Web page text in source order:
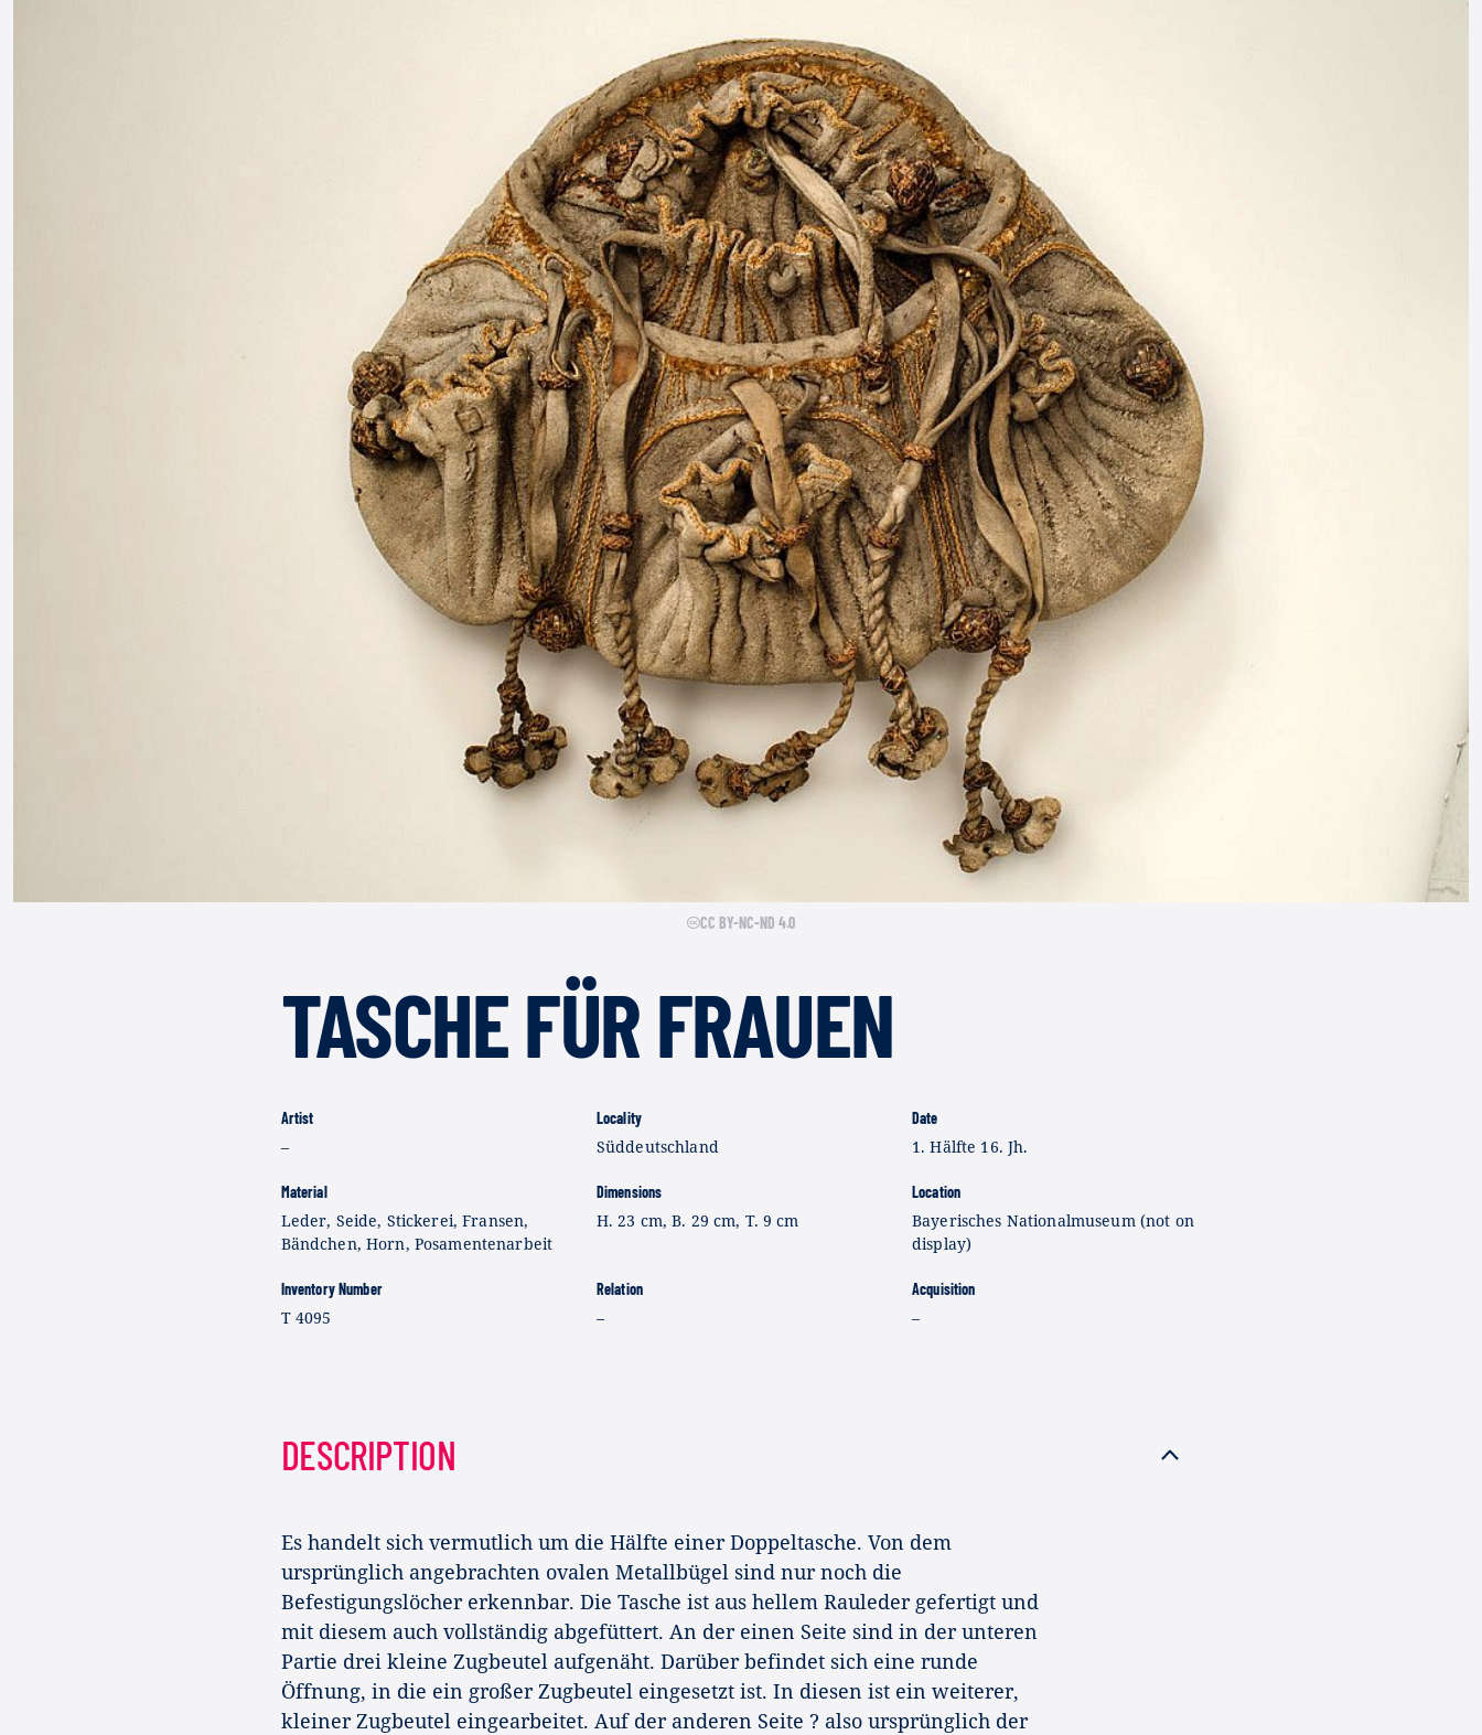
CC BY-NC-ND 4.0
TASCHE FÜR FRAUEN
Artist
–
Locality
Süddeutschland
Date
1. Hälfte 16. Jh.
Material
Leder, Seide, Stickerei, Fransen,
Bändchen, Horn, Posamentenarbeit
Dimensions
H. 23 cm, B. 29 cm, T. 9 cm
Location
Bayerisches Nationalmuseum (not on
display)
Inventory Number
T 4095
Relation
–
Acquisition
–
DESCRIPTION
Es handelt sich vermutlich um die Hälfte einer Doppeltasche. Von dem
ursprünglich angebrachten ovalen Metallbügel sind nur noch die
Befestigungslöcher erkennbar. Die Tasche ist aus hellem Rauleder gefertigt und
mit diesem auch vollständig abgefüttert. An der einen Seite sind in der unteren
Partie drei kleine Zugbeutel aufgenäht. Darüber befindet sich eine runde
Öffnung, in die ein großer Zugbeutel eingesetzt ist. In diesen ist ein weiterer,
kleiner Zugbeutel eingearbeitet. Auf der anderen Seite ? also ursprünglich der